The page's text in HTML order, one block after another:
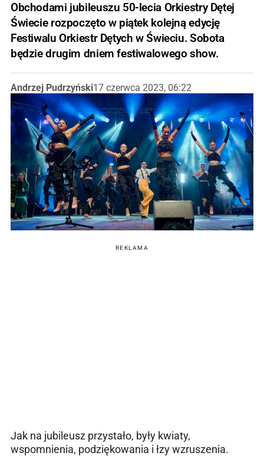
Obchodami jubileuszu 50-lecia Orkiestry Dętej
Świecie rozpoczęto w piątek kolejną edycję
Festiwalu Orkiestr Dętych w Świeciu. Sobota
będzie drugim dniem festiwalowego show.
Andrzej Pudrzyński17 czerwca 2023, 06:22
REKLAMA
Jak na jubileusz przystało, były kwiaty,
wspomnienia, podziękowania i łzy wzruszenia.